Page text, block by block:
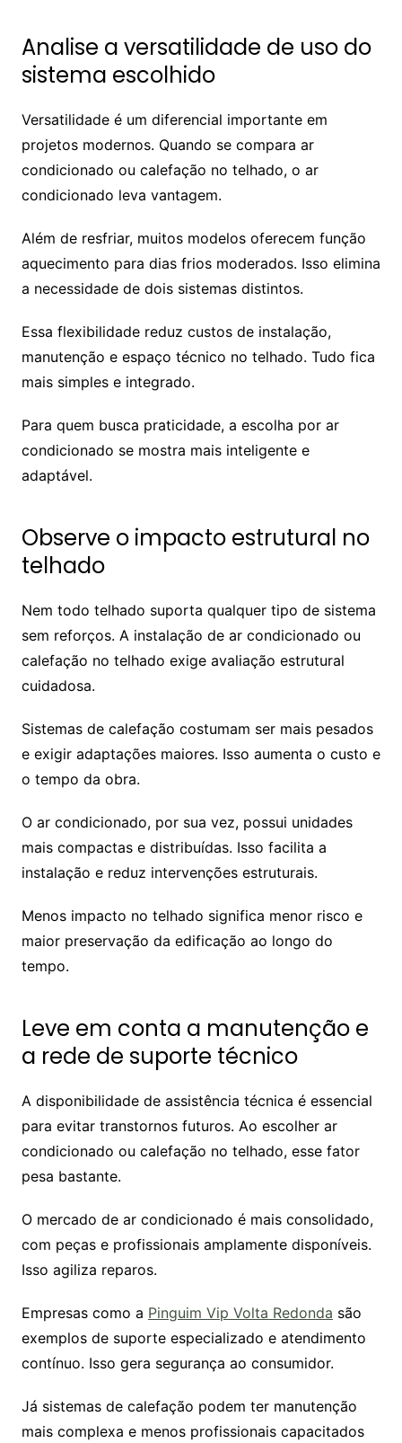
Analise a versatilidade de uso do
sistema escolhido
Versatilidade é um diferencial importante em
projetos modernos. Quando se compara ar
condicionado ou calefação no telhado, o ar
condicionado leva vantagem.
Além de resfriar, muitos modelos oferecem função
aquecimento para dias frios moderados. Isso elimina
a necessidade de dois sistemas distintos.
Essa flexibilidade reduz custos de instalação,
manutenção e espaço técnico no telhado. Tudo fica
mais simples e integrado.
Para quem busca praticidade, a escolha por ar
condicionado se mostra mais inteligente e
adaptável.
Observe o impacto estrutural no
telhado
Nem todo telhado suporta qualquer tipo de sistema
sem reforços. A instalação de ar condicionado ou
calefação no telhado exige avaliação estrutural
cuidadosa.
Sistemas de calefação costumam ser mais pesados
e exigir adaptações maiores. Isso aumenta o custo e
o tempo da obra.
O ar condicionado, por sua vez, possui unidades
mais compactas e distribuídas. Isso facilita a
instalação e reduz intervenções estruturais.
Menos impacto no telhado significa menor risco e
maior preservação da edificação ao longo do
tempo.
Leve em conta a manutenção e
a rede de suporte técnico
A disponibilidade de assistência técnica é essencial
para evitar transtornos futuros. Ao escolher ar
condicionado ou calefação no telhado, esse fator
pesa bastante.
O mercado de ar condicionado é mais consolidado,
com peças e profissionais amplamente disponíveis.
Isso agiliza reparos.
Empresas como a Pinguim Vip Volta Redonda são
exemplos de suporte especializado e atendimento
contínuo. Isso gera segurança ao consumidor.
Já sistemas de calefação podem ter manutenção
mais complexa e menos profissionais capacitados